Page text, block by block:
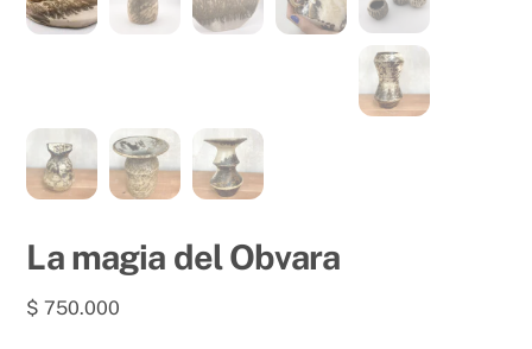
La magia del Obvara
$ 750.000